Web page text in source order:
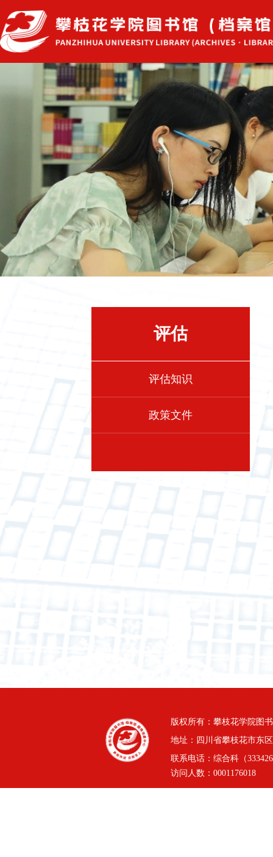
评估
评估知识
政策文件
版权所有：攀枝花学院图
地址：四川省攀枝花市东
联系电话：综合科（
访问人数： 0001176018